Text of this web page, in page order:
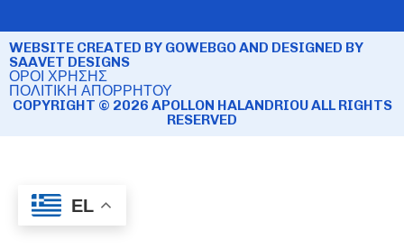
WEBSITE CREATED BY GOWEBGO AND DESIGNED BY
SAAVET DESIGNS
ΟΡΟΙ ΧΡΗΣΗΣ
ΠΟΛΙΤΙΚΗ ΑΠΟΡΡΗΤΟΥ
COPYRIGHT © 2026 APOLLON HALANDRIOU ALL RIGHTS
RESERVED
EL